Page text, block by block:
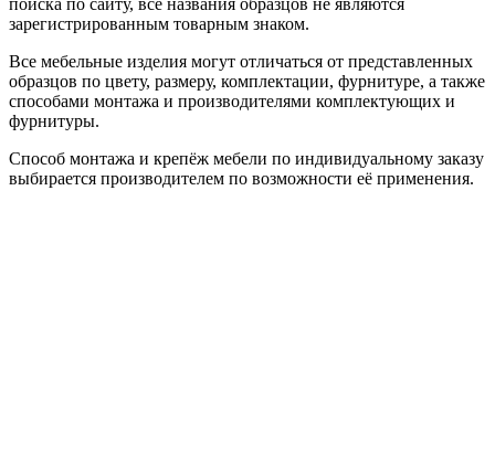
зарегистрированным товарным знаком.
Все мебельные изделия могут отличаться от представленных
образцов по цвету, размеру, комплектации, фурнитуре, а также
способами монтажа и производителями комплектующих и
фурнитуры.
Способ монтажа и крепёж мебели по индивидуальному заказу
выбирается производителем по возможности её применения.